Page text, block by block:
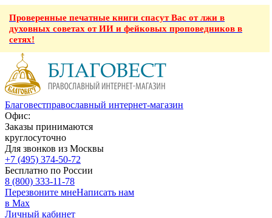
Проверенные печатные книги спасут Вас от лжи в
духовных советах от ИИ и фейковых проповедников в
сетях!
Благовестправославный интернет-магазин
Офис:
Заказы принимаются
круглосуточно
Для звонков из Москвы
+7 (495) 374-50-72
Бесплатно по России
8 (800) 333-11-78
Перезвоните мнеНаписать нам
в Max
Личный кабинет